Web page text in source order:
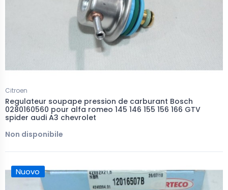
Citroen
Regulateur soupape pression de carburant Bosch
0280160560 pour alfa romeo 145 146 155 156 166 GTV
spider audi A3 chevrolet
Non disponibile
Nuovo